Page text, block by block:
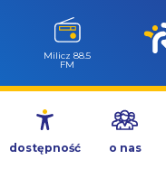
Przejdź
treści
Milicz 88.5
FM
dostępność o nas